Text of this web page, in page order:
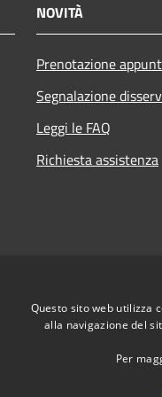
NOVITÀ
Prenotazione
Segnalazione
Leggi le FAQ
Richiesta assistenza
Questo sito web utilizza
alla navigazione del
Per